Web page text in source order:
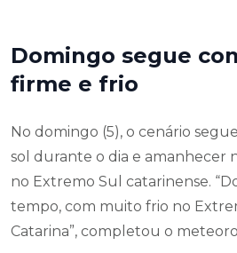
Domingo segue
firme e frio
No domingo (5), o cenário
sol durante o dia e amanhecer
no Extremo Sul catarinense.
tempo, com muito frio no
Catarina”, completou o